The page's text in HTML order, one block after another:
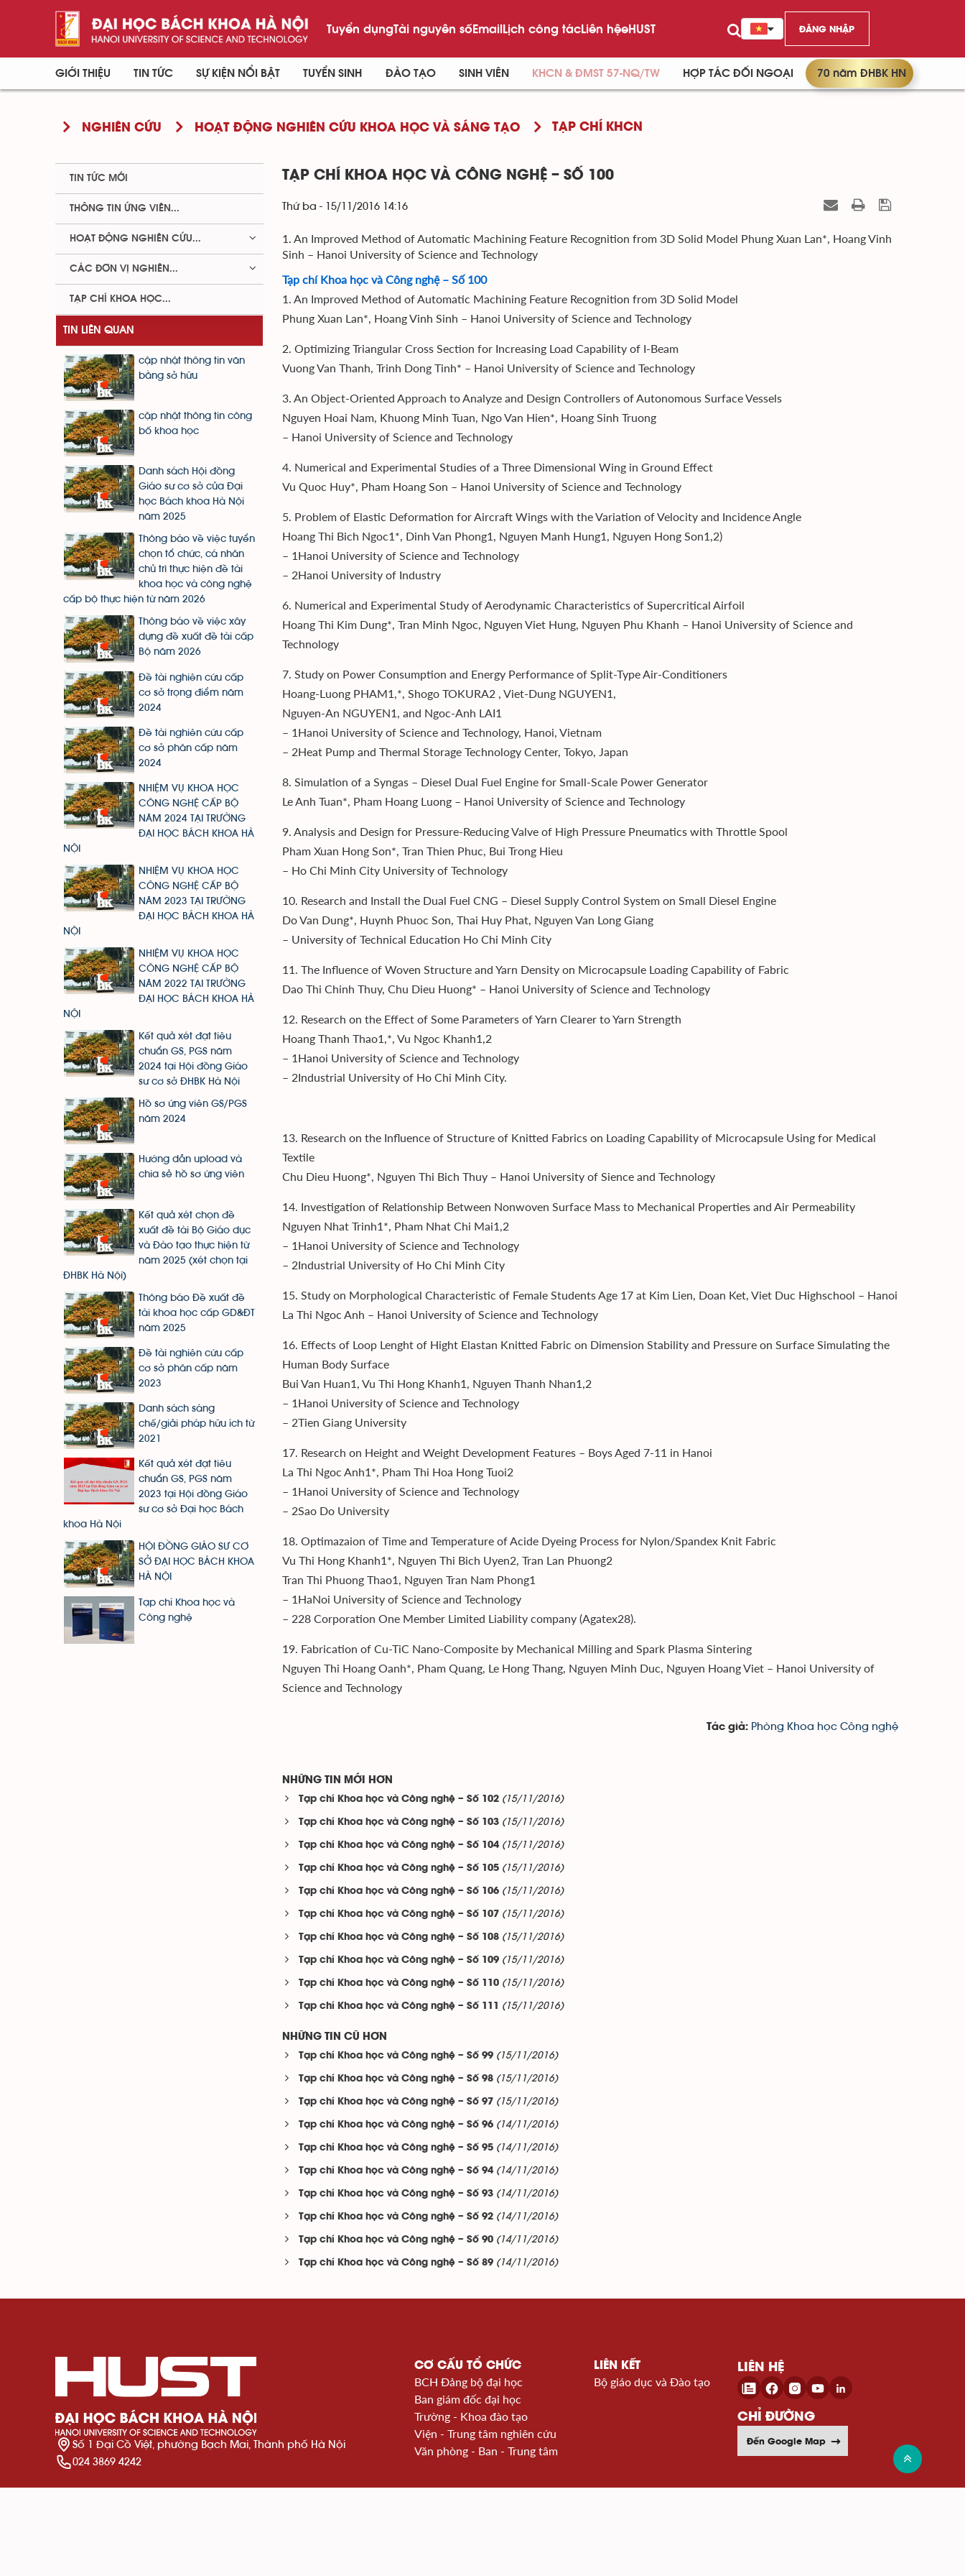
Tuyển dụngTài nguyên sốEmailLịch công tácLiên hệeHUST ĐĂNG NHẬP
GIỚI THIỆU TIN TỨC SỰ KIỆN NỔI BẬT TUYỂN SINH ĐÀO TẠO SINH VIÊN KHCN & ĐMST 57-NQ/TW HỢP TÁC ĐỐI NGOẠI 70 năm ĐHBK HN
NGHIÊN CỨU HOẠT ĐỘNG NGHIÊN CỨU KHOA HỌC VÀ SÁNG TẠO TẠP CHÍ KHCN
TẠP CHÍ KHOA HỌC VÀ CÔNG NGHỆ – SỐ 100
Thứ ba - 15/11/2016 14:16
1. An Improved Method of Automatic Machining Feature Recognition from 3D Solid Model Phung Xuan Lan*, Hoang Vinh
Sinh – Hanoi University of Science and Technology
Tạp chí Khoa học và Công nghệ – Số 100
1. An Improved Method of Automatic Machining Feature Recognition from 3D Solid Model
Phung Xuan Lan*, Hoang Vinh Sinh – Hanoi University of Science and Technology
2. Optimizing Triangular Cross Section for Increasing Load Capability of I-Beam
Vuong Van Thanh, Trinh Dong Tinh* – Hanoi University of Science and Technology
3. An Object-Oriented Approach to Analyze and Design Controllers of Autonomous Surface Vessels
Nguyen Hoai Nam, Khuong Minh Tuan, Ngo Van Hien*, Hoang Sinh Truong
– Hanoi University of Science and Technology
4. Numerical and Experimental Studies of a Three Dimensional Wing in Ground Effect
Vu Quoc Huy*, Pham Hoang Son – Hanoi University of Science and Technology
5. Problem of Elastic Deformation for Aircraft Wings with the Variation of Velocity and Incidence Angle
Hoang Thi Bich Ngoc1*, Dinh Van Phong1, Nguyen Manh Hung1, Nguyen Hong Son1,2)
– 1Hanoi University of Science and Technology
– 2Hanoi University of Industry
6. Numerical and Experimental Study of Aerodynamic Characteristics of Supercritical Airfoil
Hoang Thi Kim Dung*, Tran Minh Ngoc, Nguyen Viet Hung, Nguyen Phu Khanh – Hanoi University of Science and
Technology
7. Study on Power Consumption and Energy Performance of Split-Type Air-Conditioners
Hoang-Luong PHAM1,*, Shogo TOKURA2 , Viet-Dung NGUYEN1,
Nguyen-An NGUYEN1, and Ngoc-Anh LAI1
– 1Hanoi University of Science and Technology, Hanoi, Vietnam
– 2Heat Pump and Thermal Storage Technology Center, Tokyo, Japan
8. Simulation of a Syngas – Diesel Dual Fuel Engine for Small-Scale Power Generator
Le Anh Tuan*, Pham Hoang Luong – Hanoi University of Science and Technology
9. Analysis and Design for Pressure-Reducing Valve of High Pressure Pneumatics with Throttle Spool
Pham Xuan Hong Son*, Tran Thien Phuc, Bui Trong Hieu
– Ho Chi Minh City University of Technology
10. Research and Install the Dual Fuel CNG – Diesel Supply Control System on Small Diesel Engine
Do Van Dung*, Huynh Phuoc Son, Thai Huy Phat, Nguyen Van Long Giang
– University of Technical Education Ho Chi Minh City
11. The Influence of Woven Structure and Yarn Density on Microcapsule Loading Capability of Fabric
Dao Thi Chinh Thuy, Chu Dieu Huong* – Hanoi University of Science and Technology
12. Research on the Effect of Some Parameters of Yarn Clearer to Yarn Strength
Hoang Thanh Thao1,*, Vu Ngoc Khanh1,2
– 1Hanoi University of Science and Technology
– 2Industrial University of Ho Chi Minh City.
13. Research on the Influence of Structure of Knitted Fabrics on Loading Capability of Microcapsule Using for Medical
Textile
Chu Dieu Huong*, Nguyen Thi Bich Thuy – Hanoi University of Sience and Technology
14. Investigation of Relationship Between Nonwoven Surface Mass to Mechanical Properties and Air Permeability
Nguyen Nhat Trinh1*, Pham Nhat Chi Mai1,2
– 1Hanoi University of Science and Technology
– 2Industrial University of Ho Chi Minh City
15. Study on Morphological Characteristic of Female Students Age 17 at Kim Lien, Doan Ket, Viet Duc Highschool – Hanoi
La Thi Ngoc Anh – Hanoi University of Science and Technology
16. Effects of Loop Lenght of Hight Elastan Knitted Fabric on Dimension Stability and Pressure on Surface Simulating the
Human Body Surface
Bui Van Huan1, Vu Thi Hong Khanh1, Nguyen Thanh Nhan1,2
– 1Hanoi University of Science and Technology
– 2Tien Giang University
17. Research on Height and Weight Development Features – Boys Aged 7-11 in Hanoi
La Thi Ngoc Anh1*, Pham Thi Hoa Hong Tuoi2
– 1Hanoi University of Science and Technology
– 2Sao Do University
18. Optimazaion of Time and Temperature of Acide Dyeing Process for Nylon/Spandex Knit Fabric
Vu Thi Hong Khanh1*, Nguyen Thi Bich Uyen2, Tran Lan Phuong2
Tran Thi Phuong Thao1, Nguyen Tran Nam Phong1
– 1HaNoi University of Science and Technology
– 228 Corporation One Member Limited Liability company (Agatex28).
19. Fabrication of Cu-TiC Nano-Composite by Mechanical Milling and Spark Plasma Sintering
Nguyen Thi Hoang Oanh*, Pham Quang, Le Hong Thang, Nguyen Minh Duc, Nguyen Hoang Viet – Hanoi University of
Science and Technology
Tác giả: Phòng Khoa học Công nghệ
NHỮNG TIN MỚI HƠN
Tạp chí Khoa học và Công nghệ – Số 102 (15/11/2016)
Tạp chí Khoa học và Công nghệ – Số 103 (15/11/2016)
Tạp chí Khoa học và Công nghệ – Số 104 (15/11/2016)
Tạp chí Khoa học và Công nghệ – Số 105 (15/11/2016)
Tạp chí Khoa học và Công nghệ – Số 106 (15/11/2016)
Tạp chí Khoa học và Công nghệ – Số 107 (15/11/2016)
Tạp chí Khoa học và Công nghệ – Số 108 (15/11/2016)
Tạp chí Khoa học và Công nghệ – Số 109 (15/11/2016)
Tạp chí Khoa học và Công nghệ – Số 110 (15/11/2016)
Tạp chí Khoa học và Công nghệ – Số 111 (15/11/2016)
NHỮNG TIN CŨ HƠN
Tạp chí Khoa học và Công nghệ – Số 99 (15/11/2016)
Tạp chí Khoa học và Công nghệ – Số 98 (15/11/2016)
Tạp chí Khoa học và Công nghệ – Số 97 (15/11/2016)
Tạp chí Khoa học và Công nghệ – Số 96 (14/11/2016)
Tạp chí Khoa học và Công nghệ – Số 95 (14/11/2016)
Tạp chí Khoa học và Công nghệ – Số 94 (14/11/2016)
Tạp chí Khoa học và Công nghệ – Số 93 (14/11/2016)
Tạp chí Khoa học và Công nghệ – Số 92 (14/11/2016)
Tạp chí Khoa học và Công nghệ – Số 90 (14/11/2016)
Tạp chí Khoa học và Công nghệ – Số 89 (14/11/2016)
TIN TỨC MỚI
THÔNG TIN ỨNG VIÊN...
HOẠT ĐỘNG NGHIÊN CỨU...
CÁC ĐƠN VỊ NGHIÊN...
TẠP CHÍ KHOA HỌC...
TIN LIÊN QUAN
cập nhật thông tin văn
bằng sở hữu
cập nhật thông tin công
bố khoa học
Danh sách Hội đồng
Giáo sư cơ sở của Đại
học Bách khoa Hà Nội
năm 2025
Thông báo về việc tuyển
chọn tổ chức, cá nhân
chủ trì thực hiện đề tài
khoa học và công nghệ
cấp bộ thực hiện từ năm 2026
Thông báo về việc xây
dựng đề xuất đề tài cấp
Bộ năm 2026
Đề tài nghiên cứu cấp
cơ sở trọng điểm năm
2024
Đề tài nghiên cứu cấp
cơ sở phân cấp năm
2024
NHIỆM VỤ KHOA HỌC
CÔNG NGHỆ CẤP BỘ
NĂM 2024 TẠI TRƯỜNG
ĐẠI HỌC BÁCH KHOA HÀ
NỘI
NHIỆM VỤ KHOA HỌC
CÔNG NGHỆ CẤP BỘ
NĂM 2023 TẠI TRƯỜNG
ĐẠI HỌC BÁCH KHOA HÀ
NỘI
NHIỆM VỤ KHOA HỌC
CÔNG NGHỆ CẤP BỘ
NĂM 2022 TẠI TRƯỜNG
ĐẠI HỌC BÁCH KHOA HÀ
NỘI
Kết quả xét đạt tiêu
chuẩn GS, PGS năm
2024 tại Hội đồng Giáo
sư cơ sở ĐHBK Hà Nội
Hồ sơ ứng viên GS/PGS
năm 2024
Hướng dẫn upload và
chia sẻ hồ sơ ứng viên
Kết quả xét chọn đề
xuất đề tài Bộ Giáo dục
và Đào tạo thực hiện từ
năm 2025 (xét chọn tại
ĐHBK Hà Nội)
Thông báo Đề xuất đề
tài khoa học cấp GD&ĐT
năm 2025
Đề tài nghiên cứu cấp
cơ sở phân cấp năm
2023
Danh sách sáng
chế/giải pháp hữu ích từ
2021
Kết quả xét đạt tiêu
chuẩn GS, PGS năm
2023 tại Hội đồng Giáo
sư cơ sở Đại học Bách
khoa Hà Nội
HỘI ĐỒNG GIÁO SƯ CƠ
SỞ ĐẠI HỌC BÁCH KHOA
HÀ NỘI
Tạp chí Khoa học và
Công nghệ
Số 1 Đại Cồ Việt, phường Bạch Mai, Thành phố Hà Nội
024 3869 4242
CƠ CẤU TỔ CHỨC
BCH Đảng bộ đại học
Ban giám đốc đại học
Trường - Khoa đào tạo
Viện - Trung tâm nghiên cứu
Văn phòng - Ban - Trung tâm
LIÊN KẾT
Bộ giáo dục và Đào tạo
LIÊN HỆ
CHỈ ĐƯỜNG
Đến Google Map